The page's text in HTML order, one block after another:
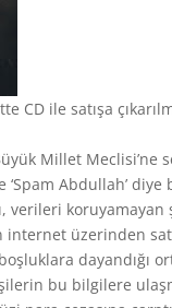
CD ile satışa
Millet Meclisi’ne
‘Spam Abdullah’
verileri
üzerinden
dayandığı
bu bilgilere